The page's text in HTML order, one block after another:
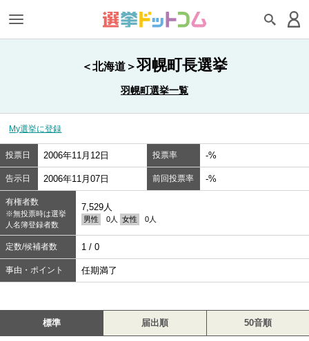
＜北海道＞羽幌町長選挙
羽幌町選挙一覧
My選挙に登録
投票日 2006年11月12日 投票率 -%
告示日 2006年11月07日 前回投票率 -%
有権者数
※無投票時は選挙
人名簿登録者数
7,529人
男性 0人 女性 0人
定数/候補者数 1 / 0
事由・ポイント 任期満了
標準 届出順 50音順